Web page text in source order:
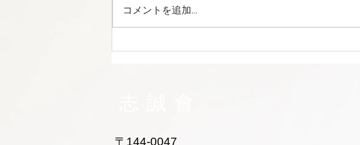
コメントを追加…
〒144-0047